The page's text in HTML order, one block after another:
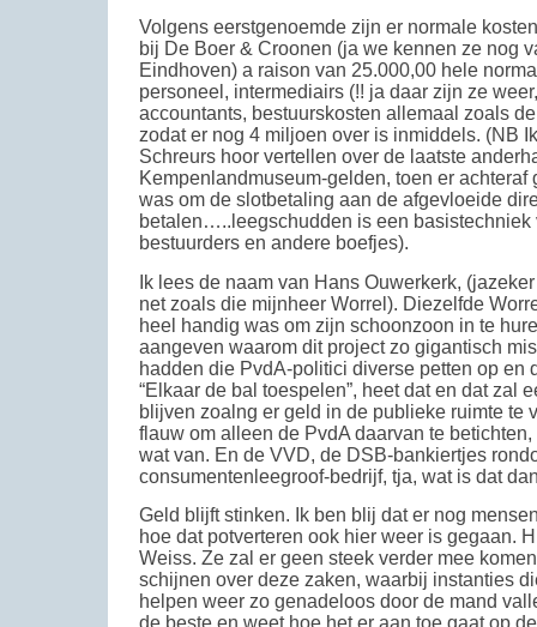
Volgens eerstgenoemde zijn er normale
bij De Boer & Croonen (ja we kennen ze nog
Eindhoven) a raison van 25.000,00 hele
personeel, intermediairs (!! ja daar zijn ze
accountants, bestuurskosten allemaal zoals
zodat er nog 4 miljoen over is inmiddels. (NB
Schreurs hoor vertellen over de laatste
Kempenlandmuseum-gelden, toen er achteraf
was om de slotbetaling aan de afgevloeide
betalen…..leegschudden is een basistechniek
bestuurders en andere boefjes).
Ik lees de naam van Hans Ouwerkerk,
net zoals die mijnheer Worrel). Diezelfde
heel handig was om zijn schoonzoon in te
aangeven waarom dit project zo gigantisch
hadden die PvdA-politici diverse petten op en
“Elkaar de bal toespelen”, heet dat en dat zal
blijven zoalng er geld in de publieke ruimte te
flauw om alleen de PvdA daarvan te
wat van. En de VVD, de DSB-bankiertjes
consumentenleegroof-bedrijf, tja, wat is dat
Geld blijft stinken. Ik ben blij dat er nog
hoe dat potverteren ook hier weer is gegaan.
Weiss. Ze zal er geen steek verder mee
schijnen over deze zaken, waarbij instanties
helpen weer zo genadeloos door de mand
de beste en weet hoe het er aan toe gaat op